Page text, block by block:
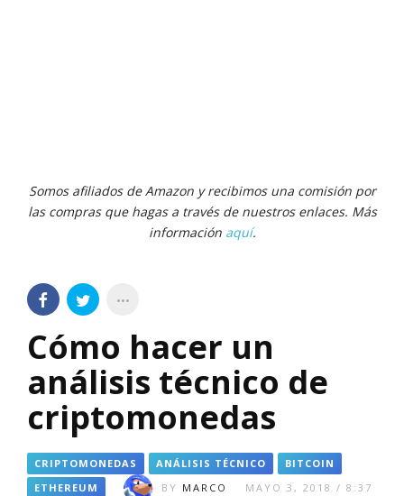
Somos afiliados de Amazon y recibimos una comisión por
las compras que hagas a través de nuestros enlaces. Más
información aquí.
Cómo hacer un
análisis técnico de
criptomonedas
CRIPTOMONEDAS ANÁLISIS TÉCNICO
BITCOIN
ETHEREUM
BY MARCO
MAYO 3, 2018 / 8:37